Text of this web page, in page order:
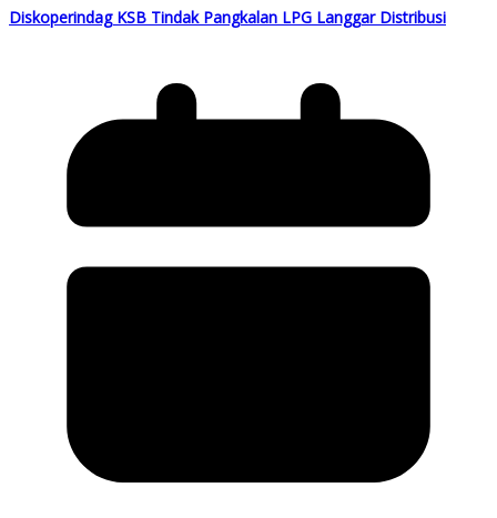
Diskoperindag KSB Tindak Pangkalan LPG Langgar Distribusi